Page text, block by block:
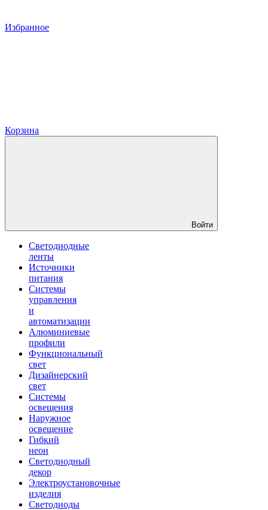
Избранное
Корзина
Войти
Светодиодные
ленты
Источники
питания
Системы
управления
и
автоматизации
Алюминиевые
профили
Функциональный
свет
Дизайнерский
свет
Системы
освещения
Наружное
освещение
Гибкий
неон
Светодиодный
декор
Электроустановочные
изделия
Светодиоды